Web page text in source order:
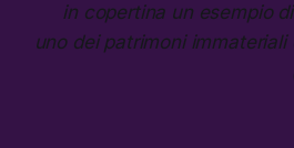
in copertina un esempio
uno dei patrimoni immateriali